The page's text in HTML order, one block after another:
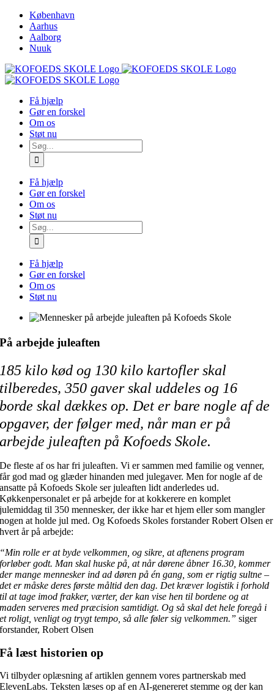
Skip
content
København
Aarhus
Aalborg
Nuuk
Få hjælp
Gør en forskel
Om os
Støt nu
Søg
efter:
Få hjælp
Gør en forskel
Om os
Støt nu
Søg
efter:
Få hjælp
Gør en forskel
Om os
Støt nu
På arbejde juleaften
185 kilo kød og 130 kilo kartofler skal
tilberedes, 350 gaver skal uddeles og 16
borde skal dækkes op. Det er bare nogle af de
opgaver, der følger med, når man er på
arbejde juleaften på Kofoeds Skole.
De fleste af os har fri juleaften. Vi er sammen med familie og venner,
får god mad og glæder hinanden med julegaver. Men for nogle af de
ansatte på Kofoeds Skole ser juleaften lidt anderledes ud.
Køkkenpersonalet er på arbejde for at kokkerere en komplet
julemiddag til 350 mennesker, der ikke har et hjem eller som mangler
nogen at holde jul med. Og Kofoeds Skoles forstander Robert Olsen er
hvert år på arbejde:
“Min rolle er at byde velkommen, og sikre, at aftenens program
forløber godt. Man skal huske på, at når dørene åbner 16.30, kommer
der mange mennesker ind ad døren på én gang, som er rigtig sultne –
det er måske deres første måltid den dag. Det kræver logistik i forhold
til at tage imod frakker, værter, der kan vise hen til bordene og at
maden serveres med præcision samtidigt. Og så skal det hele foregå i
et roligt, venligt og trygt tempo, så alle føler sig velkommen.”siger
forstander, Robert Olsen
Få læst historien op
Vi tilbyder oplæsning af artiklen gennem vores partnerskab med
ElevenLabs. Teksten læses op af en AI-genereret stemme og der kan